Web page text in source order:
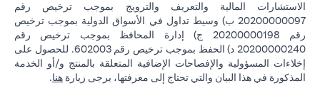
الاستشارات المالية والتعريف والترويج بموجب ترخيص رقم
20200000097 ب) وسيط تداول في الأسواق الدولية بموجب ترخيص
رقم 20200000198 ج) إدارة المحافظ بموجب ترخيص رقم
20200000240 د) الحفظ بموجب ترخيص رقم 602003. للحصول على
إخلاءات المسؤولية والإفصاحات الإضافية المتعلقة بالمنتج و/أو الخدمة
المذكورة في هذا البيان والتي تحتاج إلى معرفتها، يرجى زيارة هنا.